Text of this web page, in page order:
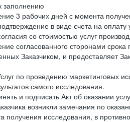
заполнению
3 рабочих дней с момента
в виде счета на оплату
со стоимостью услуг
согласованного сторонами
Заказчиком, и предоставляет
по проведению маркетинговых
самого исследования.
и подписать Акт об оказании
возникли замечания по
получения исследования, в